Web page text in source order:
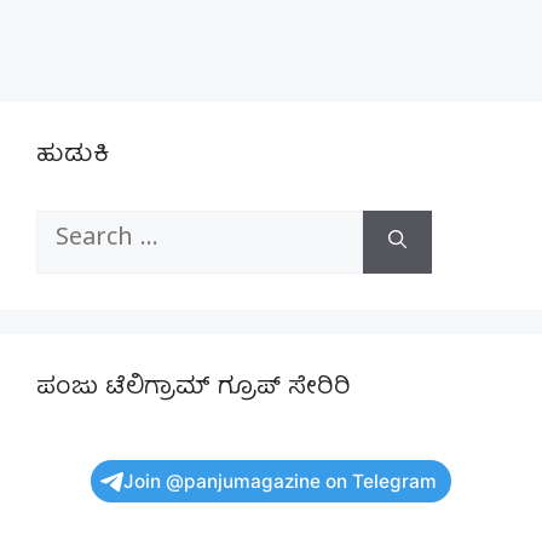
ಹುಡುಕಿ
Search
ಪಂಜು ಟೆಲಿಗ್ರಾಮ್ ಗ್ರೂಪ್ ಸೇರಿರಿ
Join @panjumagazine on Telegram